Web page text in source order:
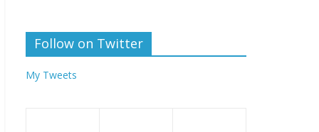
Follow on Twitter
My Tweets